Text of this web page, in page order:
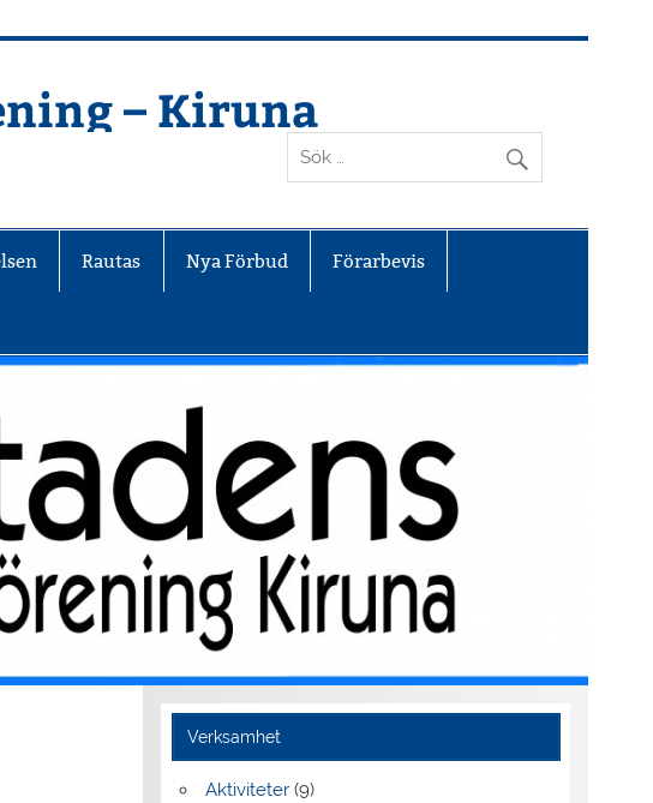
– Kiruna
Rautas Nya Förbud Förarbevis
Verksamhet
Aktiviteter(9)